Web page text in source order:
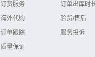
订货服务
海外代购
订单跟踪
质量保证
订单出库时
验货/售后
服务投诉